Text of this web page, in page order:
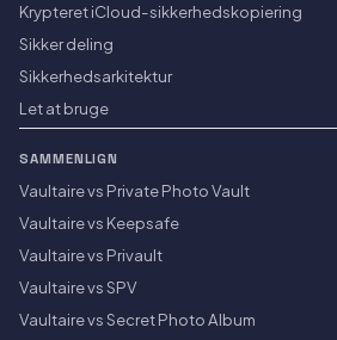
Krypteret iCloud-sikkerhedskopiering
Sikker deling
Sikkerhedsarkitektur
Let at bruge
SAMMENLIGN
Vaultaire vs Private Photo Vault
Vaultaire vs Keepsafe
Vaultaire vs Privault
Vaultaire vs SPV
Vaultaire vs Secret Photo Album